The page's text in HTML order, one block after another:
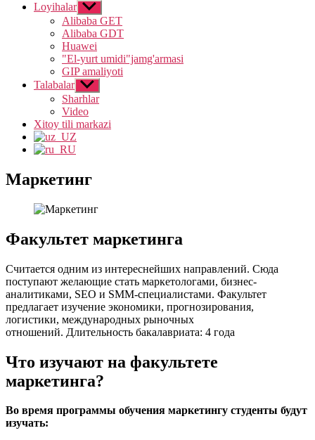
Loyihalar Show
sub
menu
Alibaba GET
Alibaba GDT
Huawei
"El-yurt umidi"jamg'armasi
GIP amaliyoti
Talabalar Show
sub
menu
Sharhlar
Video
Xitoy tili markazi
Маркетинг
Факультет маркетинга
Считается одним из интереснейших направлений. Сюда
поступают желающие стать маркетологами, бизнес-
аналитиками, SEO и SMM-специалистами. Факультет
предлагает изучение экономики, прогнозирования,
логистики, международных рыночных
отношений. Длительность бакалавриата: 4 года
Что изучают на факультете
маркетинга?
Во время программы обучения маркетингу студенты будут
изучать: